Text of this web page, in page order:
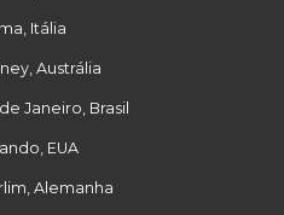
Itália
Austrália
Janeiro, Brasil
EUA
Alemanha